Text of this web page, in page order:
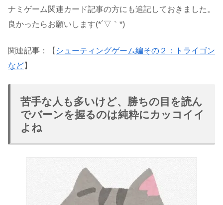
ナミゲーム関連カード記事の方にも追記しておきました。
良かったらお願いします(*´▽｀*)
関連記事：【 シューティングゲーム編その２：トライゴン
など】
苦手な人も多いけど、勝ちの目を読ん
でバーンを握るのは純粋にカッコイイ
よね